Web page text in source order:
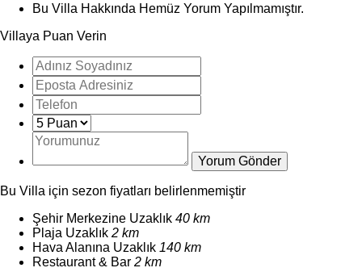
Bu Villa Hakkında Hemüz Yorum Yapılmamıştır.
Villaya Puan Verin
Bu Villa için sezon fiyatları belirlenmemiştir
Şehir Merkezine Uzaklık 40 km
Plaja Uzaklık 2 km
Hava Alanına Uzaklık 140 km
Restaurant & Bar 2 km